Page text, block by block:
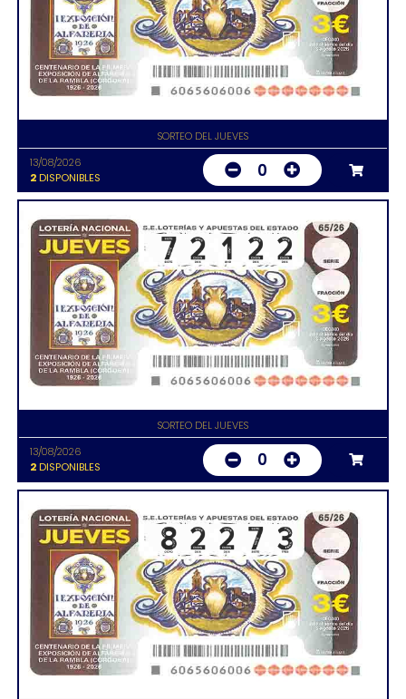
SORTEO DEL JUEVES
13/08/2026
2DISPONIBLES 0
SORTEO DEL JUEVES
13/08/2026
2DISPONIBLES 0